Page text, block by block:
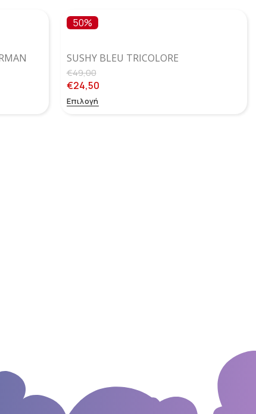
50%
SUSHY BLEU TRICOLORE
€49,00
€24,50
Επιλογή